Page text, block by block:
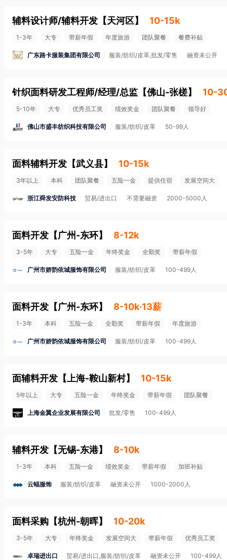
辅料设计师/辅料开发 【天河区】 10-15k
1-3年 大专 带薪年假 年度旅游 团队聚餐 餐费补贴
广东路卡服装集团有限公司 服装/纺织/皮革,批发/零售 融资未公开
针织面料研发工程师/经理/总监 【佛山-张槎】 10-
5-10年 大专 优秀员工奖 绩效奖金 团队聚餐 领导好
佛山市盛丰纺织科技有限公司 服装/纺织/皮革 50-99人
面料辅料开发 【武义县】 10-15k
3年以上 本科 团队聚餐 五险一金 提供住宿 发展空间大
浙江舜发安防科技 贸易/进出口 不需要融资 2000-5000人
面料开发 【广州-东环】 8-12k
3-5年 大专 五险一金 年终奖金 全勤奖 带薪年假
广州市娇韵依城服饰有限公司 服装/纺织/皮革 100-499人
面料开发 【广州-东环】 8-10k·13薪
1-3年 本科 五险一金 全勤奖 带薪年假 年度旅游
广州市娇韵依城服饰有限公司 服装/纺织/皮革 100-499人
面辅料开发 【 上海-鞍山新村】 10-15k
5年以上 大专 五险一金 年终奖金 带薪年假 团队聚餐
上海金翼企业发展有限公司 批发/零售 100-499人
辅料开发 【无锡-东港】 8-10k
1-3年 本科 五险一金 绩效奖金 带薪年假 加班补贴
云蝠服饰 服装/纺织/皮革 融资未公开 1000-2000人
面料采购 【杭州-朝晖】 10-20k
3-5年 大专 年终奖金 发展空间大 带薪年假 优秀员工奖
卓瑞进出口 贸易/进出口,服装/纺织/皮革 融资未公开 100-499人